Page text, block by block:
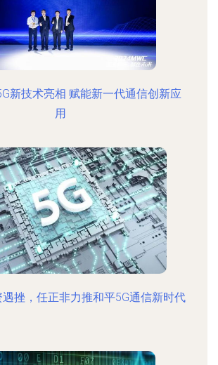
新技术亮相 赋能新一代通信创新应
用
挫，任正非力推和平5G通信新时代